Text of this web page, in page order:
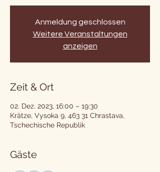
Anmeldung geschlossen
Weitere Veranstaltungen
anzeigen
Zeit & Ort
02. Dez. 2023, 16:00 – 19:30
Krätze, Vysoka 9, 463 31 Chrastava,
Tschechische Republik
Gäste